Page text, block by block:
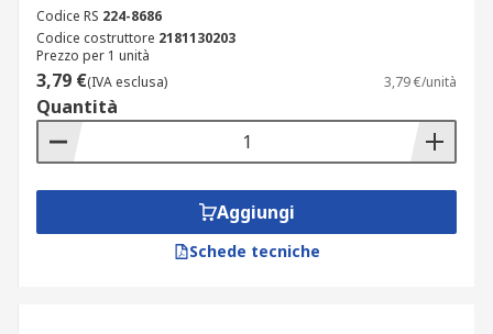
Codice RS 224-8686
Codice costruttore 2181130203
Prezzo per 1 unità
3,79 €(IVA esclusa) 3,79 €/unità
Quantità
Aggiungi
Schede tecniche